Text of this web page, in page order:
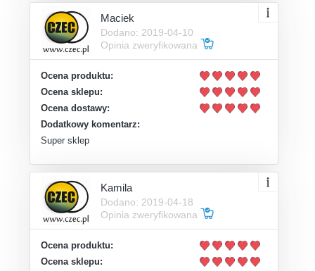
Maciek
Dodano: 2019-04-10
Opinia zweryfikowana
Ocena produktu:
Ocena sklepu:
Ocena dostawy:
Dodatkowy komentarz:
Super sklep
Kamila
Dodano: 2019-04-18
Opinia zweryfikowana
Ocena produktu:
Ocena sklepu: